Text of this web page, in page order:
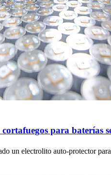
para baterías
un electrolito auto-protector